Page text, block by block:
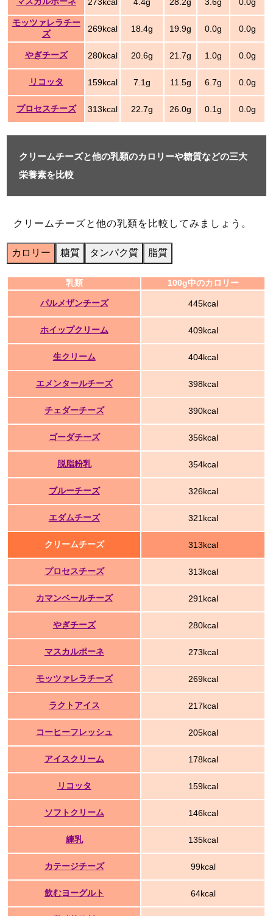
モッツァレラチー
ズ
269kcal 18.4g 19.9g 0.0g 0.0g
やぎチーズ 280kcal 20.6g 21.7g 1.0g 0.0g
リコッタ 159kcal 7.1g 11.5g 6.7g 0.0g
プロセスチーズ 313kcal 22.7g 26.0g 0.1g 0.0g
クリームチーズと他の乳類のカロリーや糖質などの三大
栄養素を比較
クリームチーズと他の乳類を比較してみましょう。
カロリー 糖質 タンパク質 脂質
乳類 100g中のカロリー
パルメザンチーズ 445kcal
ホイップクリーム 409kcal
生クリーム 404kcal
エメンタールチーズ 398kcal
チェダーチーズ 390kcal
ゴーダチーズ 356kcal
脱脂粉乳 354kcal
ブルーチーズ 326kcal
エダムチーズ 321kcal
クリームチーズ 313kcal
プロセスチーズ 313kcal
カマンベールチーズ 291kcal
やぎチーズ 280kcal
マスカルポーネ 273kcal
モッツァレラチーズ 269kcal
ラクトアイス 217kcal
コーヒーフレッシュ 205kcal
アイスクリーム 178kcal
リコッタ 159kcal
ソフトクリーム 146kcal
練乳 135kcal
カテージチーズ 99kcal
飲むヨーグルト 64kcal